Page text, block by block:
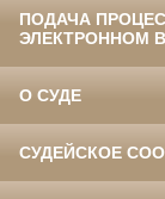
ПОДАЧА
ЭЛЕКТРОННОМ
О СУДЕ
СУДЕЙСКОЕ